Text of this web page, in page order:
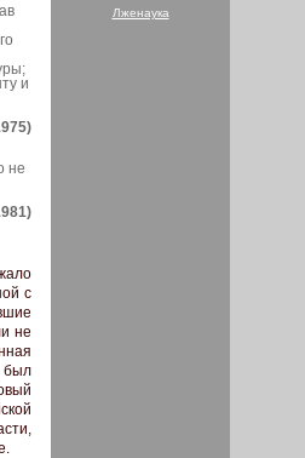
и
не
с
не
был
Лженаука